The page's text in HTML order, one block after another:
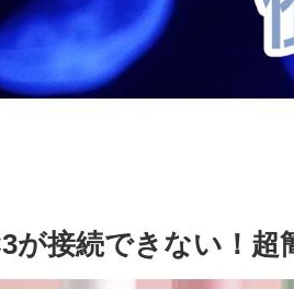
が接続できない！